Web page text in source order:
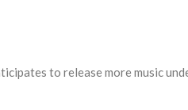
to release more music